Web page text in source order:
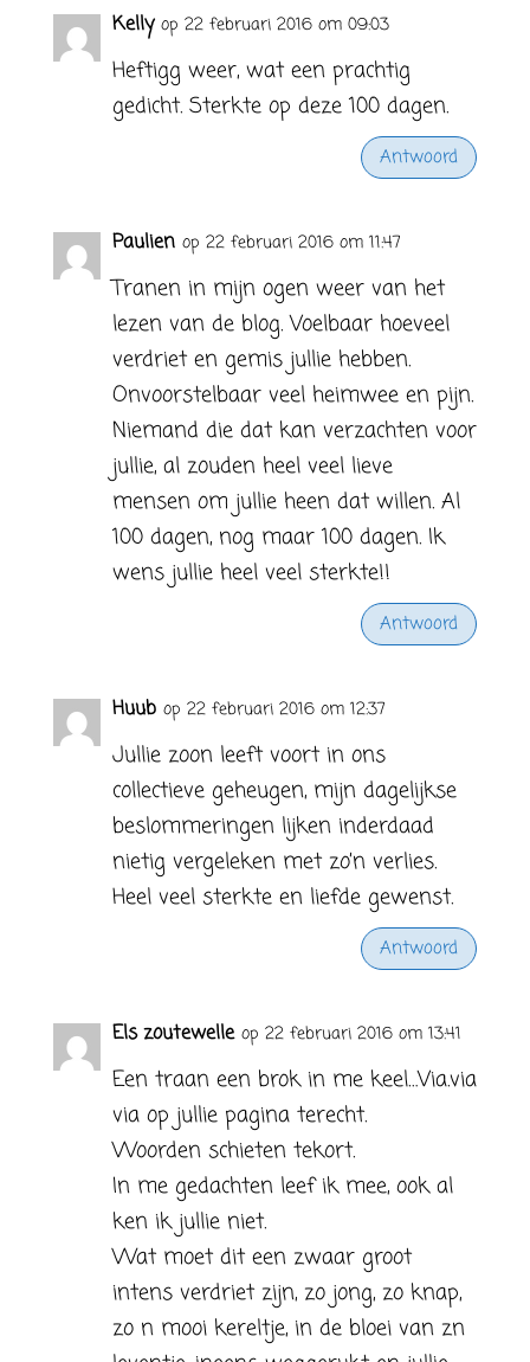
Kelly op 22 februari 2016 om 09:03
Heftigg weer, wat een prachtig
gedicht. Sterkte op deze 100 dagen.
Antwoord
Paulien op 22 februari 2016 om 11:47
Tranen in mijn ogen weer van het
lezen van de blog. Voelbaar hoeveel
verdriet en gemis jullie hebben.
Onvoorstelbaar veel heimwee en pijn.
Niemand die dat kan verzachten voor
jullie, al zouden heel veel lieve
mensen om jullie heen dat willen. Al
100 dagen, nog maar 100 dagen. Ik
wens jullie heel veel sterkte!!
Antwoord
Huub op 22 februari 2016 om 12:37
Jullie zoon leeft voort in ons
collectieve geheugen, mijn dagelijkse
beslommeringen lijken inderdaad
nietig vergeleken met zo’n verlies.
Heel veel sterkte en liefde gewenst.
Antwoord
Els zoutewelle op 22 februari 2016 om 13:41
Een traan een brok in me keel…Via.via
via op jullie pagina terecht.
Woorden schieten tekort.
In me gedachten leef ik mee, ook al
ken ik jullie niet.
Wat moet dit een zwaar groot
intens verdriet zijn, zo jong, zo knap,
zo n mooi kereltje, in de bloei van zn